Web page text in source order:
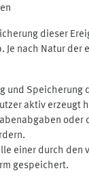
dieser
Je nach Natur
und
aktiv erzeugt
einer durch
gespeichert.